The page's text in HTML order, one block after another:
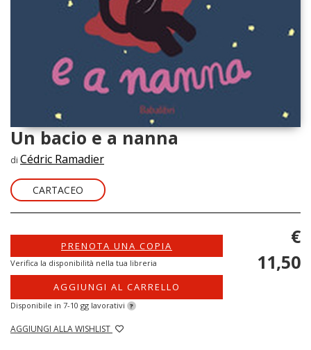
Un bacio e a nanna
di Cédric Ramadier
CARTACEO
PRENOTA UNA COPIA
Verifica la disponibilità nella tua libreria
AGGIUNGI AL CARRELLO
Disponibile in 7-10 gg lavorativi ?
AGGIUNGI ALLA WISHLIST
€
11,50